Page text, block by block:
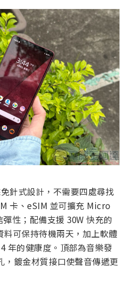
針式設計，不需要四處尋找
卡、eSIM 並可擴充 Micro
性；配備支援 30W 快充的
可保持待機兩天，加上軟體
年的健康度。頂部為音樂發
鍍金材質接口使聲音傳遞更